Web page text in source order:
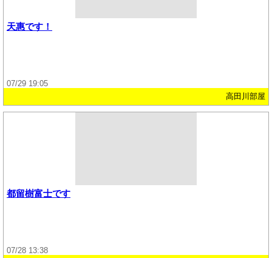
天惠です！
07/29 19:05
高田川部屋
都留樹富士です
07/28 13:38